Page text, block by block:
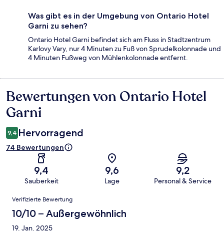
Was gibt es in der Umgebung von Ontario Hotel
Garni zu sehen?
Ontario Hotel Garni befindet sich am Fluss in Stadtzentrum
Karlovy Vary, nur 4 Minuten zu Fuß von Sprudelkolonnade und
4 Minuten Fußweg von Mühlenkolonnade entfernt.
Bewertungen
Bewertungen von Ontario Hotel
Garni
9,4 Hervorragend
74 Bewertungen
9,4
Sauberkeit
9,6
Lage
9,2
Personal & Service
Bewertungen
Verifizierte Bewertung
10/10 – Außergewöhnlich
19. Jan. 2025